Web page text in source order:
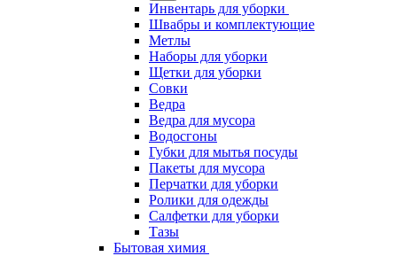
Инвентарь для уборки
Швабры и комплектующие
Метлы
Наборы для уборки
Щетки для уборки
Совки
Ведра
Ведра для мусора
Водосгоны
Губки для мытья посуды
Пакеты для мусора
Перчатки для уборки
Ролики для одежды
Салфетки для уборки
Тазы
Бытовая химия